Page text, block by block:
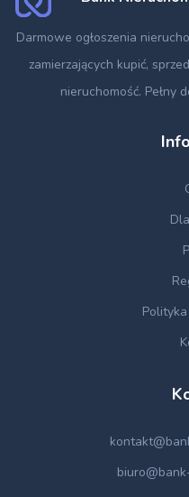
Darmowe ogłoszenia
zamierzających kupić,
nieruchomość. Pełny